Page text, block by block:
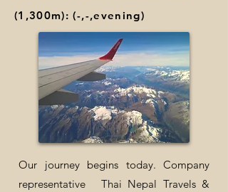
(1,300m): (-,-,evening)
Our journey begins today. Company
representative
Thai Nepal Travels &